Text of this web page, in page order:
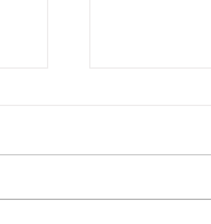
День 651